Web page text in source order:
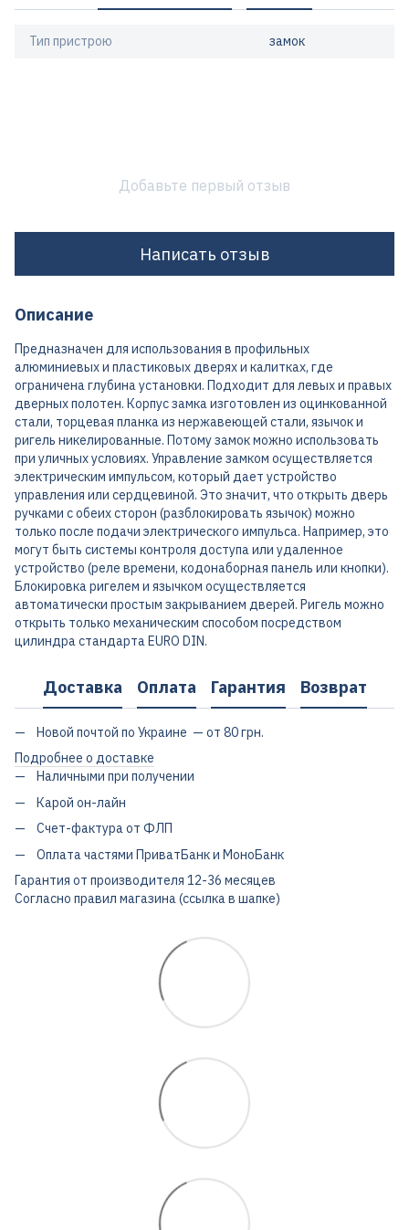
Тип пристрою замок
Добавьте первый отзыв
Написать отзыв
Описание
Предназначен для использования в профильных
алюминиевых и пластиковых дверях и калитках, где
ограничена глубина установки. Подходит для левых и правых
дверных полотен. Корпус замка изготовлен из оцинкованной
стали, торцевая планка из нержавеющей стали, язычок и
ригель никелированные. Потому замок можно использовать
при уличных условиях. Управление замком осуществляется
электрическим импульсом, который дает устройство
управления или сердцевиной. Это значит, что открыть дверь
ручками с обеих сторон (разблокировать язычок) можно
только после подачи электрического импульса. Например, это
могут быть системы контроля доступа или удаленное
устройство (реле времени, кодонаборная панель или кнопки).
Блокировка ригелем и язычком осуществляется
автоматически простым закрыванием дверей. Ригель можно
открыть только механическим способом посредством
цилиндра стандарта EURO DIN.
Доставка Оплата Гарантия Возврат
Новой почтой по Украине — от 80 грн.
Подробнее о доставке
Наличными при получении
Карой он-лайн
Счет-фактура от ФЛП
Оплата частями ПриватБанк и МоноБанк
Гарантия от производителя 12-36 месяцев
Согласно правил магазина (ссылка в шапке)